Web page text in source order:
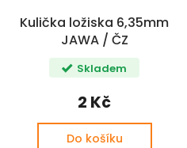
Kulička ložiska 6,35mm
JAWA / ČZ
Skladem
2 Kč
Do košíku